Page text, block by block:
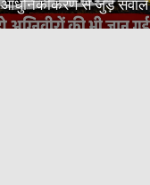
आधुनिकीकरण से जुड़े सवाल